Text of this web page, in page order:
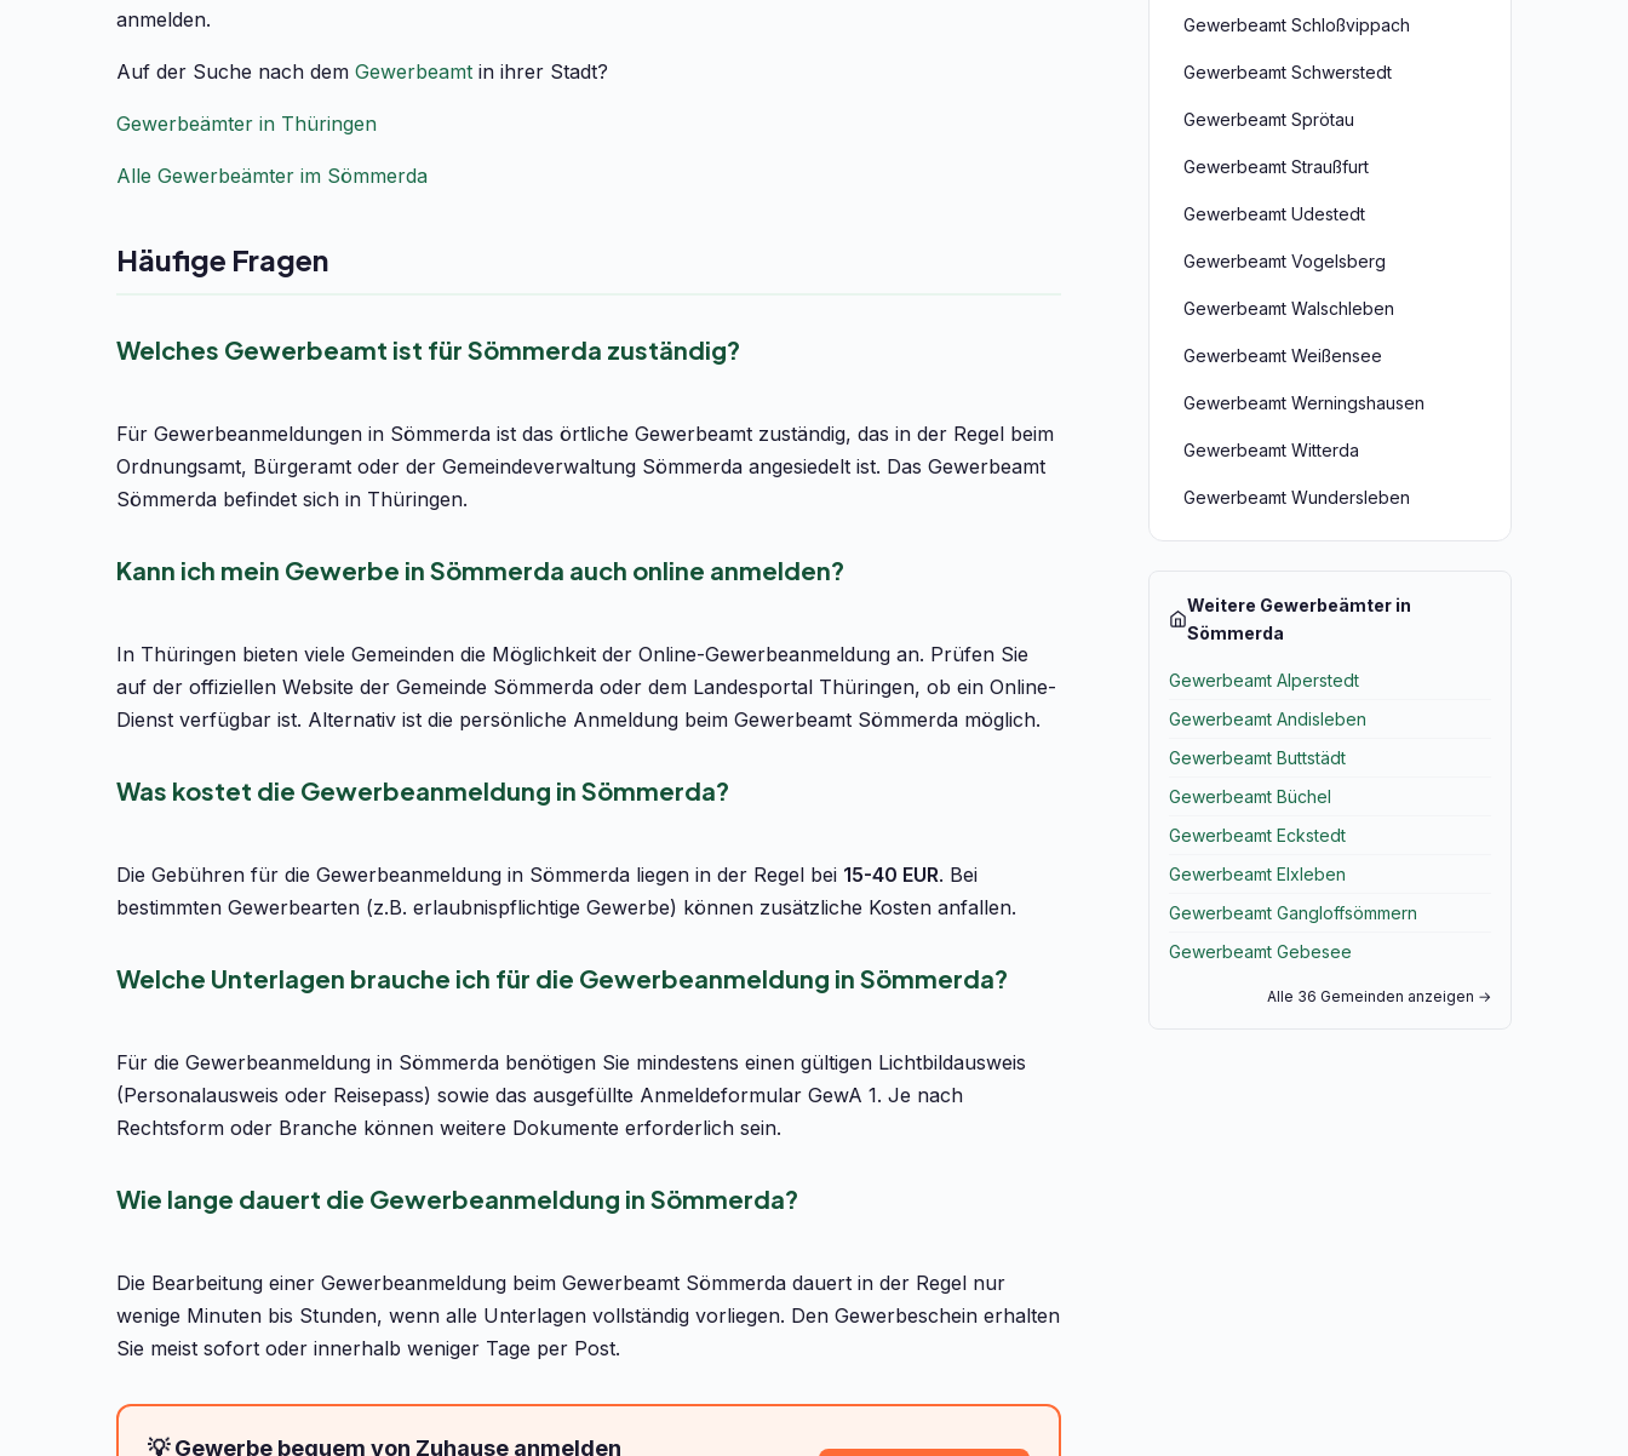
anmelden.
Auf der Suche nach dem Gewerbeamt in ihrer Stadt?
Gewerbeämter in Thüringen
Alle Gewerbeämter im Sömmerda
Häufige Fragen
Welches Gewerbeamt ist für Sömmerda zuständig?
Für Gewerbeanmeldungen in Sömmerda ist das örtliche Gewerbeamt zuständig, das in der Regel beim
Ordnungsamt, Bürgeramt oder der Gemeindeverwaltung Sömmerda angesiedelt ist. Das Gewerbeamt
Sömmerda befindet sich in Thüringen.
Kann ich mein Gewerbe in Sömmerda auch online anmelden?
In Thüringen bieten viele Gemeinden die Möglichkeit der Online-Gewerbeanmeldung an. Prüfen Sie
auf der offiziellen Website der Gemeinde Sömmerda oder dem Landesportal Thüringen, ob ein Online-
Dienst verfügbar ist. Alternativ ist die persönliche Anmeldung beim Gewerbeamt Sömmerda möglich.
Was kostet die Gewerbeanmeldung in Sömmerda?
Die Gebühren für die Gewerbeanmeldung in Sömmerda liegen in der Regel bei 15-40 EUR. Bei
bestimmten Gewerbearten (z.B. erlaubnispflichtige Gewerbe) können zusätzliche Kosten anfallen.
Welche Unterlagen brauche ich für die Gewerbeanmeldung in Sömmerda?
Für die Gewerbeanmeldung in Sömmerda benötigen Sie mindestens einen gültigen Lichtbildausweis
(Personalausweis oder Reisepass) sowie das ausgefüllte Anmeldeformular GewA 1. Je nach
Rechtsform oder Branche können weitere Dokumente erforderlich sein.
Wie lange dauert die Gewerbeanmeldung in Sömmerda?
Die Bearbeitung einer Gewerbeanmeldung beim Gewerbeamt Sömmerda dauert in der Regel nur
wenige Minuten bis Stunden, wenn alle Unterlagen vollständig vorliegen. Den Gewerbeschein erhalten
Sie meist sofort oder innerhalb weniger Tage per Post.
💡 Gewerbe bequem von Zuhause anmelden
Gewerbeamt Schloßvippach
Gewerbeamt Schwerstedt
Gewerbeamt Sprötau
Gewerbeamt Straußfurt
Gewerbeamt Udestedt
Gewerbeamt Vogelsberg
Gewerbeamt Walschleben
Gewerbeamt Weißensee
Gewerbeamt Werningshausen
Gewerbeamt Witterda
Gewerbeamt Wundersleben
Weitere Gewerbeämter in
Sömmerda
Gewerbeamt Alperstedt
Gewerbeamt Andisleben
Gewerbeamt Buttstädt
Gewerbeamt Büchel
Gewerbeamt Eckstedt
Gewerbeamt Elxleben
Gewerbeamt Gangloffsömmern
Gewerbeamt Gebesee
Alle 36 Gemeinden anzeigen →